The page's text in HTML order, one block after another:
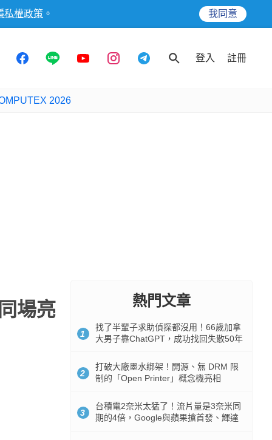
私權政策 。 我同意
登入 註冊
2026
場亮
熱門文章
1
找了半輩子求助偵探都沒用！66歲加拿
大男子靠ChatGPT，成功找回失散50年
2
打破大廠墨水綁架！開源、無 DRM 限
制的「Open Printer」概念機亮相
3
台積電2奈米太猛了！流片量是3奈米同
期的4倍，Google與蘋果搶首發、輝達